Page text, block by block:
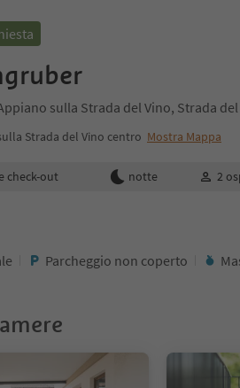
sulla Strada del Vino, Strada
Strada del Vino centro Mostra Mappa
prenotazione
check-out notte 2
Parcheggio non coperto